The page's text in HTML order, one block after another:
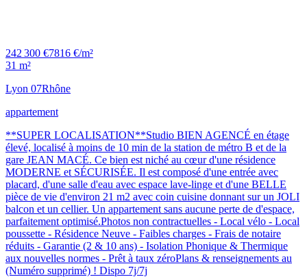
242 300 €7816 €/m²
31 m²
Lyon 07Rhône
appartement
**SUPER LOCALISATION**Studio BIEN AGENCÉ en étage
élevé, localisé à moins de 10 min de la station de métro B et de la
gare JEAN MACÉ. Ce bien est niché au cœur d'une résidence
MODERNE et SÉCURISÉE. Il est composé d'une entrée avec
placard, d'une salle d'eau avec espace lave-linge et d'une BELLE
pièce de vie d'environ 21 m2 avec coin cuisine donnant sur un JOLI
balcon et un cellier. Un appartement sans aucune perte de d'espace,
parfaitement optimisé.Photos non contractuelles - Local vélo - Local
poussette - Résidence Neuve - Faibles charges - Frais de notaire
réduits - Garantie (2 & 10 ans) - Isolation Phonique & Thermique
aux nouvelles normes - Prêt à taux zéroPlans & renseignements au
(Numéro supprimé) ! Dispo 7j/7j